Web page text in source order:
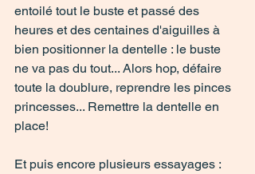
entoilé tout le buste et passé des
heures et des centaines d'aiguilles à
bien positionner la dentelle : le buste
ne va pas du tout... Alors hop, défaire
toute la doublure, reprendre les pinces
princesses... Remettre la dentelle en
place!
Et puis encore plusieurs essayages :